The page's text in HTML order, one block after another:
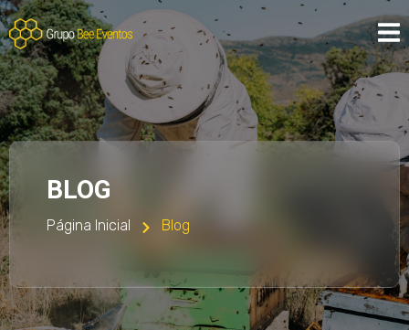
BLOG
Página Inicial Blog